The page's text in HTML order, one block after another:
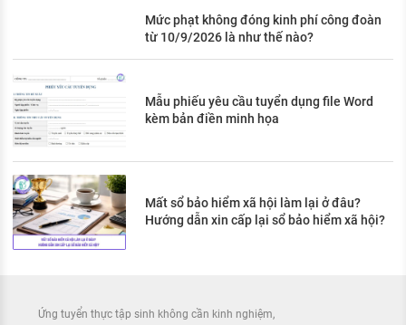
Mức phạt không đóng kinh phí công đoàn
từ 10/9/2026 là như thế nào?
Mẫu phiếu yêu cầu tuyển dụng file Word
kèm bản điền minh họa
Mất sổ bảo hiểm xã hội làm lại ở đâu?
Hướng dẫn xin cấp lại sổ bảo hiểm xã hội?
Ứng tuyển thực tập sinh không cần kinh nghiệm